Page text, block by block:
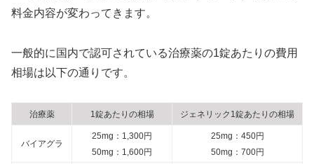
料金内容が変わってきます。
一般的に国内で認可されている治療薬の1錠あたりの費用
相場は以下の通りです。
治療薬 1錠あたりの相場 ジェネリック1錠あたりの相場
バイアグラ
25mg：1,300円
50mg：1,600円
25mg：450円
50mg：700円